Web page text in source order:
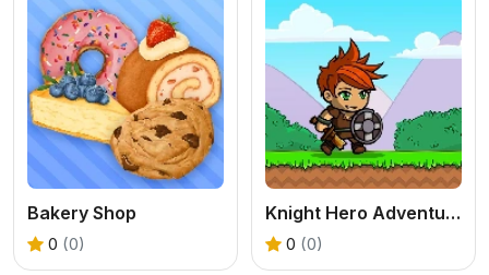
Bakery Shop
0 (0)
Knight Hero Adventure idle RPG
0 (0)